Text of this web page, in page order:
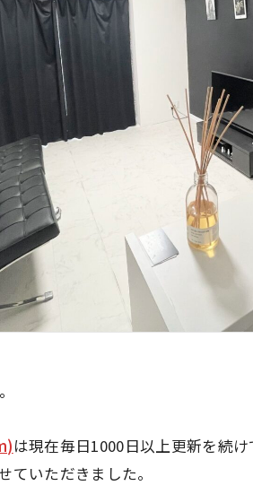
は現在毎日1000日以上更新を続
ていただきました。